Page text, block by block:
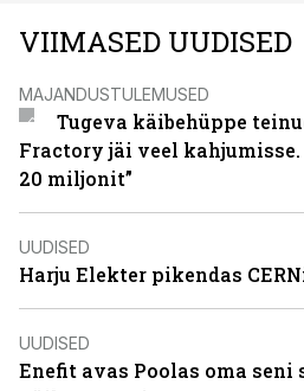
VIIMASED UUDISED
MAJANDUSTULEMUSED
Tugeva käibehüppe
Fractory jäi veel kahjumisse.
20 miljonit”
UUDISED
Harju Elekter pikendas
UUDISED
Enefit avas Poolas oma seni